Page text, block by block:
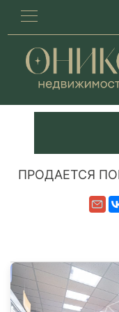
ПРОДАЕТСЯ